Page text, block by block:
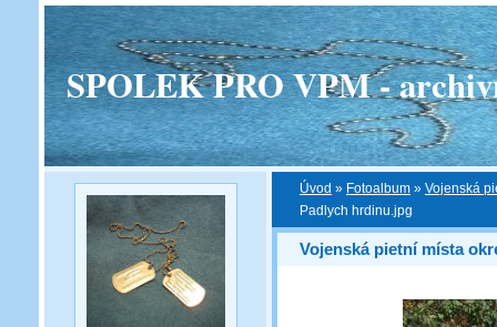
SPOLEK PRO VPM -
Úvod » Fotoalbum » Vojenská
Padlych hrdinu.jpg
Vojenská pietní místa